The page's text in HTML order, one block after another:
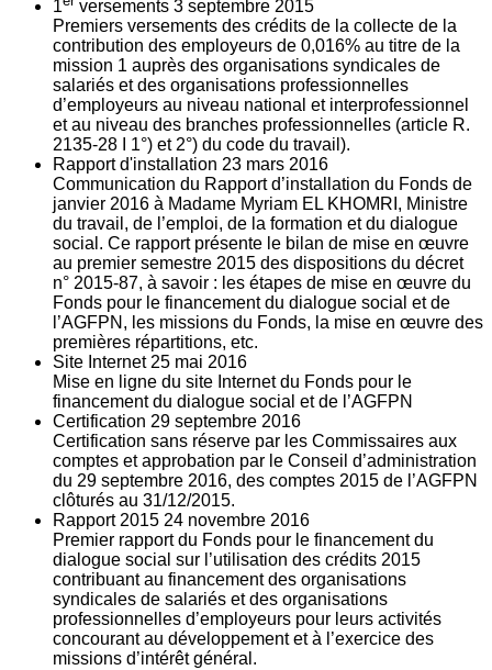
1
versements 3 septembre 2015
Premiers versements des crédits de la collecte de la
contribution des employeurs de 0,016% au titre de la
mission 1 auprès des organisations syndicales de
salariés et des organisations professionnelles
d’employeurs au niveau national et interprofessionnel
et au niveau des branches professionnelles (article R.
2135‐28 I 1°) et 2°) du code du travail).
Rapport d'installation 23 mars 2016
Communication du Rapport d’installation du Fonds de
janvier 2016 à Madame Myriam EL KHOMRI, Ministre
du travail, de l’emploi, de la formation et du dialogue
social. Ce rapport présente le bilan de mise en œuvre
au premier semestre 2015 des dispositions du décret
n° 2015-87, à savoir : les étapes de mise en œuvre du
Fonds pour le financement du dialogue social et de
l’AGFPN, les missions du Fonds, la mise en œuvre des
premières répartitions, etc.
Site Internet 25 mai 2016
Mise en ligne du site Internet du Fonds pour le
financement du dialogue social et de l’AGFPN
Certification 29 septembre 2016
Certification sans réserve par les Commissaires aux
comptes et approbation par le Conseil d’administration
du 29 septembre 2016, des comptes 2015 de l’AGFPN
clôturés au 31/12/2015.
Rapport 2015 24 novembre 2016
Premier rapport du Fonds pour le financement du
dialogue social sur l’utilisation des crédits 2015
contribuant au financement des organisations
syndicales de salariés et des organisations
professionnelles d’employeurs pour leurs activités
concourant au développement et à l’exercice des
missions d’intérêt général.